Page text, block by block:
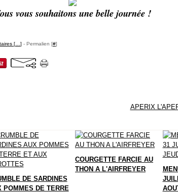
vous souhaitons une belle journée !
[ ] - Permalien [#]
APERIX
DE SARDINES
POMMES DE TERRE
COURGETTE FARCIE AU
THON A L'AIRFREYER